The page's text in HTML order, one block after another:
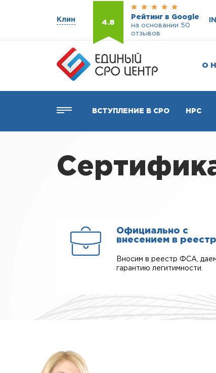
Клин 4.8
Рейтинг в Google
на основании 50
отзывов
О
ВСТУПЛЕНИЕ В СРО НРС
Официально с
внесением в реестр
Вносим в реестр ФСА,
гарантию легитимности.